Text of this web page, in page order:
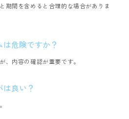
期間を含めると合理的な場合がありま
危険ですか？
、内容の確認が重要です。
良い？